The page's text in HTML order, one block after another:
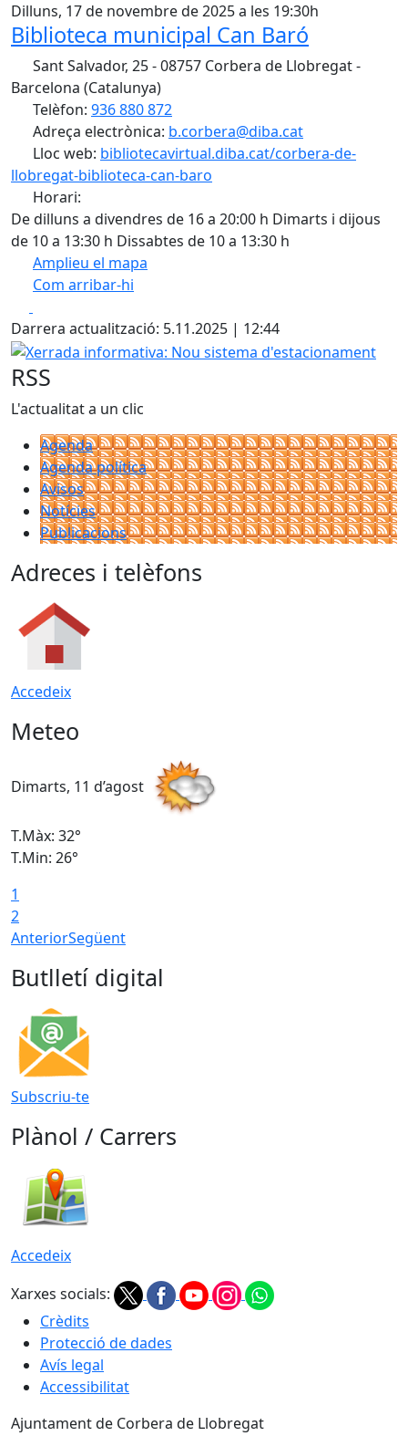
Dilluns, 17 de novembre de 2025 a les 19:30h
Biblioteca municipal Can Baró
Sant Salvador, 25 - 08757 Corbera de Llobregat -
Barcelona (Catalunya)
Telèfon: 936 880 872
Adreça electrònica: b.corbera@diba.cat
Lloc web: bibliotecavirtual.diba.cat/corbera-de-
llobregat-biblioteca-can-baro
Horari:
De dilluns a divendres de 16 a 20:00 h Dimarts i dijous
de 10 a 13:30 h Dissabtes de 10 a 13:30 h
Amplieu el mapa
Com arribar-hi
+
−
Darrera actualització: 5.11.2025 | 12:44
Xerrada informativa: Nou sistema d'estacionament
RSS
L'actualitat a un clic
Agenda
Agenda política
Avisos
Notícies
Publicacions
Adreces i telèfons
Accedeix
Meteo
Dimarts, 11 d’agost
T.Màx: 32°
T.Min: 26°
1
2
AnteriorSegüent
Butlletí digital
Subscriu-te
Plànol / Carrers
Accedeix
Xarxes socials:
Crèdits
Protecció de dades
Avís legal
Accessibilitat
Ajuntament de Corbera de Llobregat